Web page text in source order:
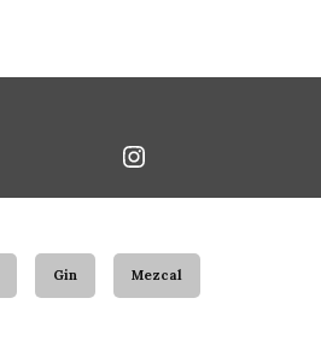
Gin Mezcal